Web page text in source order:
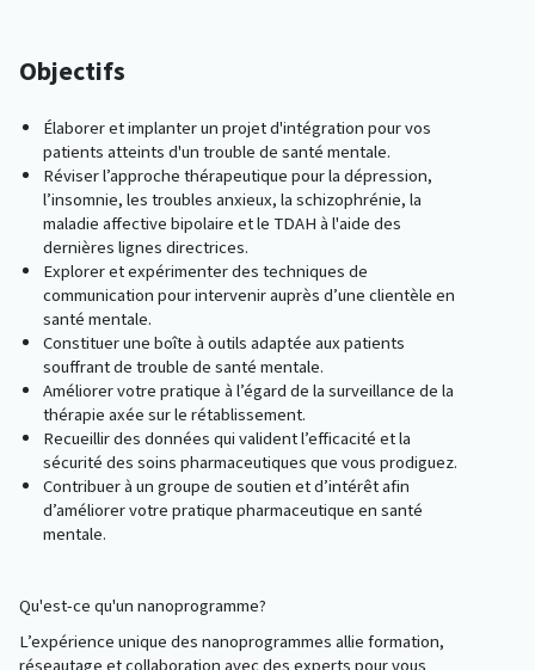
Objectifs
Élaborer et implanter un projet d'intégration pour vos
patients atteints d'un trouble de santé mentale.
Réviser l’approche thérapeutique pour la dépression,
l’insomnie, les troubles anxieux, la schizophrénie, la
maladie affective bipolaire et le TDAH à l'aide des
dernières lignes directrices.
Explorer et expérimenter des techniques de
communication pour intervenir auprès d’une clientèle en
santé mentale.
Constituer une boîte à outils adaptée aux patients
souffrant de trouble de santé mentale.
Améliorer votre pratique à l’égard de la surveillance de la
thérapie axée sur le rétablissement.
Recueillir des données qui valident l’efficacité et la
sécurité des soins pharmaceutiques que vous prodiguez.
Contribuer à un groupe de soutien et d’intérêt afin
d’améliorer votre pratique pharmaceutique en santé
mentale.
Qu'est-ce qu'un nanoprogramme?
L’expérience unique des nanoprogrammes allie formation,
réseautage et collaboration avec des experts pour vous